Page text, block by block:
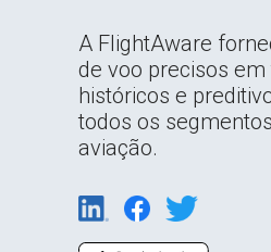
A FlightAware
de voo precisos
históricos e
todos os
aviação.